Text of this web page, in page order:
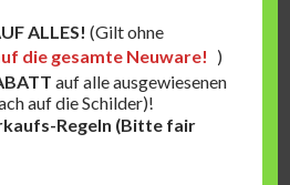
ALLES! (Gilt ohne
die gesamte Neuware! )
auf alle ausgewiesenen
auf die Schilder)!
Regeln (Bitte fair